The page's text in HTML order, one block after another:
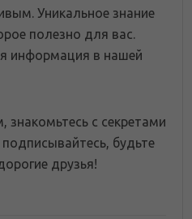
Уникальное знание
полезно для вас.
информация в нашей
знакомьтесь с секретами
будьте
друзья!